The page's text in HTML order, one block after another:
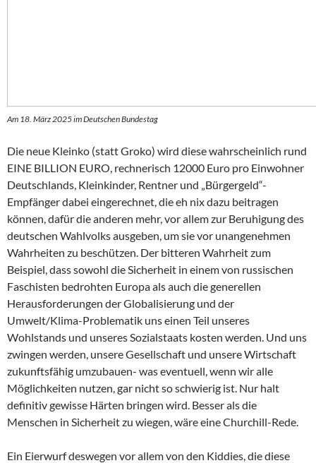
Am 18. März 2025 im Deutschen Bundestag
Die neue Kleinko (statt Groko) wird diese wahrscheinlich rund
EINE BILLION EURO, rechnerisch 12000 Euro pro Einwohner
Deutschlands, Kleinkinder, Rentner und „Bürgergeld“-
Empfänger dabei eingerechnet, die eh nix dazu beitragen
können, dafür die anderen mehr, vor allem zur Beruhigung des
deutschen Wahlvolks ausgeben, um sie vor unangenehmen
Wahrheiten zu beschützen. Der bitteren Wahrheit zum
Beispiel, dass sowohl die Sicherheit in einem von russischen
Faschisten bedrohten Europa als auch die generellen
Herausforderungen der Globalisierung und der
Umwelt/Klima-Problematik uns einen Teil unseres
Wohlstands und unseres Sozialstaats kosten werden. Und uns
zwingen werden, unsere Gesellschaft und unsere Wirtschaft
zukunftsfähig umzubauen- was eventuell, wenn wir alle
Möglichkeiten nutzen, gar nicht so schwierig ist. Nur halt
definitiv gewisse Härten bringen wird. Besser als die
Menschen in Sicherheit zu wiegen, wäre eine Churchill-Rede.
Ein Eierwurf deswegen vor allem von den Kiddies, die diese